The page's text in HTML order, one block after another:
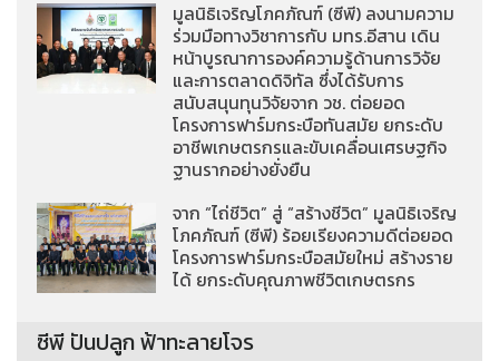
มูลนิธิเจริญโภคภัณฑ์ (ซีพี) ลงนามความ
ร่วมมือทางวิชาการกับ มทร.อีสาน เดิน
หน้าบูรณาการองค์ความรู้ด้านการวิจัย
และการตลาดดิจิทัล ซึ่งได้รับการ
สนับสนุนทุนวิจัยจาก วช. ต่อยอด
โครงการฟาร์มกระบือทันสมัย ยกระดับ
อาชีพเกษตรกรและขับเคลื่อนเศรษฐกิจ
ฐานรากอย่างยั่งยืน
จาก “ไถ่ชีวิต” สู่ “สร้างชีวิต” มูลนิธิเจริญ
โภคภัณฑ์ (ซีพี) ร้อยเรียงความดีต่อยอด
โครงการฟาร์มกระบือสมัยใหม่ สร้างราย
ได้ ยกระดับคุณภาพชีวิตเกษตรกร
ซีพี ปันปลูก ฟ้าทะลายโจร